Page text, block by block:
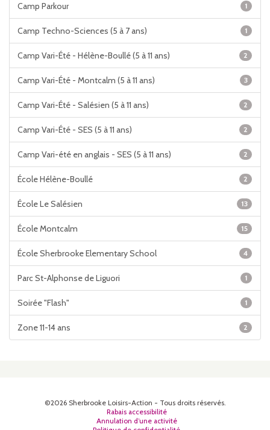
Camp Parkour 1
Camp Techno-Sciences (5 à 7 ans) 1
Camp Vari-Été - Hélène-Boullé (5 à 11 ans) 2
Camp Vari-Été - Montcalm (5 à 11 ans) 3
Camp Vari-Été - Salésien (5 à 11 ans) 2
Camp Vari-Été - SES (5 à 11 ans) 2
Camp Vari-été en anglais - SES (5 à 11 ans) 2
École Hélène-Boullé 2
École Le Salésien 13
École Montcalm 15
École Sherbrooke Elementary School 4
Parc St-Alphonse de Liguori 1
Soirée "Flash" 1
Zone 11-14 ans 2
©2026 Sherbrooke Loisirs-Action - Tous droits réservés.
Rabais accessibilité
Annulation d’une activité